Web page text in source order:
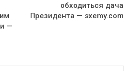
—
обходиться дача
Президента — sxemy.com